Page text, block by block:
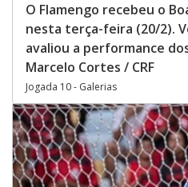
O Flamengo recebeu o
nesta terça-feira (20/2).
avaliou a performance
Marcelo Cortes / CRF
Jogada 10 - Galerias